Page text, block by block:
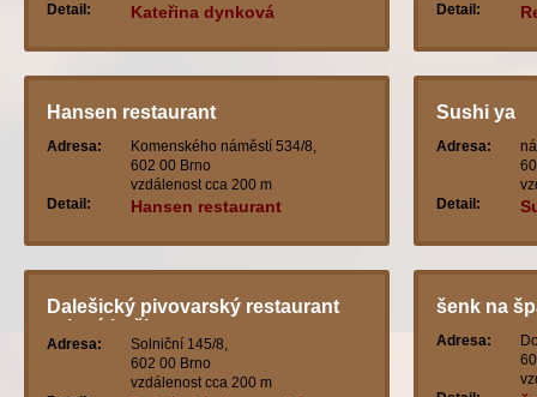
Detail:
Kateřina dynková
Detail:
Hansen restaurant
Adresa:
Komenského náměstí 534/8,
602 00 Brno
vzdálenost cca 200 m
Detail:
Hansen restaurant
Sushi ya
Adresa:
Detail:
Dalešický pivovarský restaurant
zelená kočka
Adresa:
Solniční 145/8,
602 00 Brno
vzdálenost cca 200 m
šenk na
Adresa: